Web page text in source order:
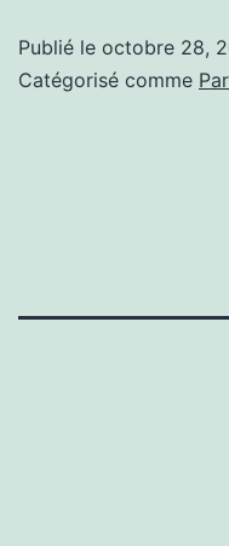
Publié le octobre 28,
Catégorisé comme